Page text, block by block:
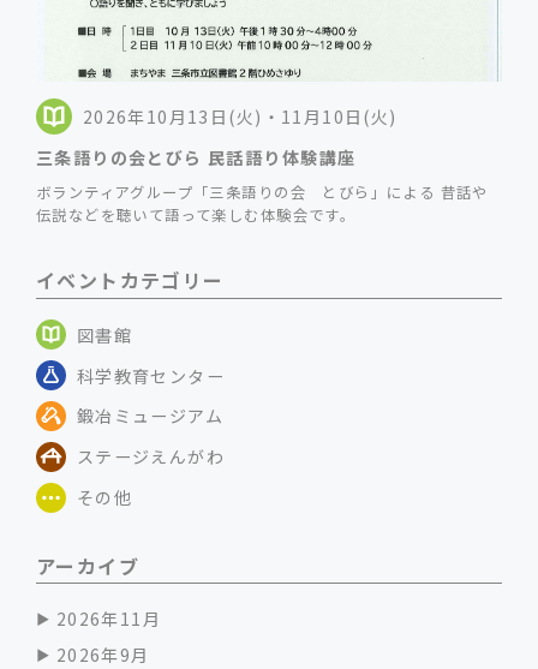
2026年10月13日(火)・11月10日(火)
三条語りの会とびら 民話語り体験講座
ボランティアグループ「三条語りの会 とびら」による 昔話や
伝説などを聴いて語って楽しむ体験会です。
イベントカテゴリー
図書館
科学教育センター
鍛冶ミュージアム
ステージえんがわ
その他
アーカイブ
2026年11月
2026年9月